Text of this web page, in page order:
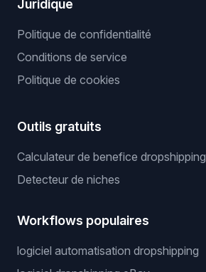
Juridique
Politique de confidentialité
Conditions de service
Politique de cookies
Outils gratuits
Calculateur de benefice dropshipping
Detecteur de niches
Workflows populaires
logiciel automatisation dropshipping